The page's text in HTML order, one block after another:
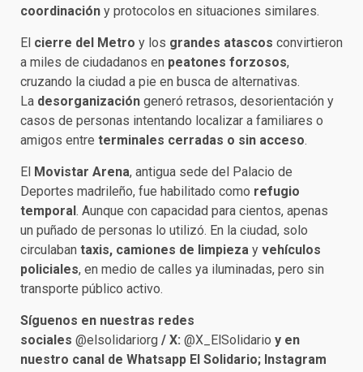
coordinación y protocolos en situaciones similares.
El cierre del Metro y los grandes atascos convirtieron
a miles de ciudadanos en peatones forzosos,
cruzando la ciudad a pie en busca de alternativas.
La desorganización generó retrasos, desorientación y
casos de personas intentando localizar a familiares o
amigos entre terminales cerradas o sin acceso.
El Movistar Arena, antigua sede del Palacio de
Deportes madrileño, fue habilitado como refugio
temporal. Aunque con capacidad para cientos, apenas
un puñado de personas lo utilizó. En la ciudad, solo
circulaban taxis, camiones de limpieza y vehículos
policiales, en medio de calles ya iluminadas, pero sin
transporte público activo.
Síguenos en nuestras redes
sociales @elsolidariorg / X: @X_ElSolidario y en
nuestro canal de Whatsapp El Solidario; Instagram